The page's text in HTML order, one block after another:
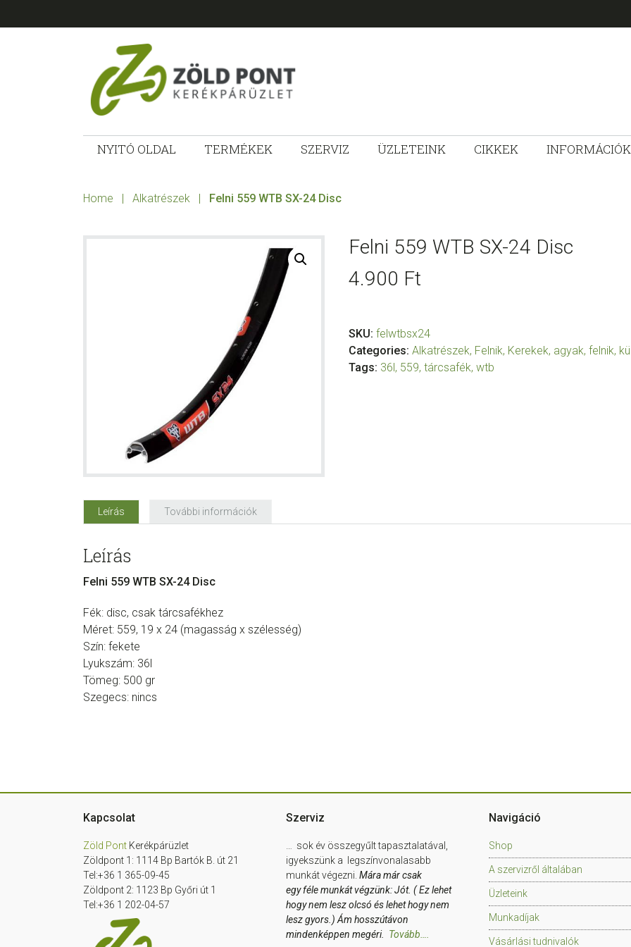
to
to
to
ZÖLD
KERÉKPÁRÜZLET
mindenkinek!
NYITÓ OLDAL TERMÉKEK SZERVIZ ÜZLETEINK CIKKEK INFORMÁCIÓK
Home | Alkatrészek | Felni 559 WTB SX-24 Disc
Felni 559 WTB SX-24 Disc
4.900 Ft
SKU: felwtbsx24
Categories: Alkatrészek, Felnik, Kerekek, agyak, felnik,
Tags: 36l, 559, tárcsafék, wtb
Leírás További információk
Leírás
Felni 559 WTB SX-24 Disc
Fék: disc, csak tárcsafékhez
Méret: 559, 19 x 24 (magasság x szélesség)
Szín: fekete
Lyukszám: 36l
Tömeg: 500 gr
Szegecs: nincs
Kapcsolat
Zöld Pont Kerékpárüzlet
Zöldpont 1: 1114 Bp Bartók B. út 21
Tel:+36 1 365-09-45
Zöldpont 2: 1123 Bp Győri út 1
Tel:+36 1 202-04-57
Szerviz
… sok év összegyűlt tapasztalatával,
igyekszünk a legszínvonalasabb
munkát végezni.Mára már csak
egy féle munkát végzünk: Jót. ( Ez lehet
hogy nem lesz olcsó és lehet hogy nem
lesz gyors.) Ám hosszútávon
mindenképpen megéri. Tovább….
Navigáció
Shop
A szervizről általában
Üzleteink
Munkadíjak
Vásárlási tudnivalók